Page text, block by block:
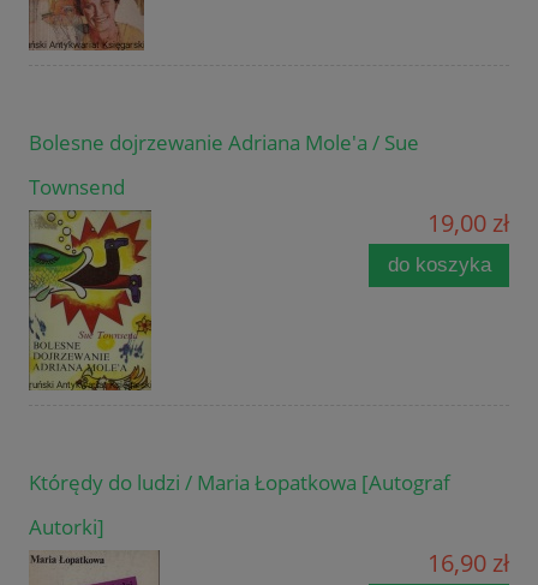
Bolesne dojrzewanie Adriana Mole'a / Sue
Townsend
19,00 zł
do koszyka
Którędy do ludzi / Maria Łopatkowa [Autograf
Autorki]
16,90 zł